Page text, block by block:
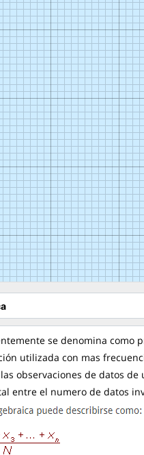
se denomina como
utilizada con mas
observaciones de datos de
entre el numero de datos